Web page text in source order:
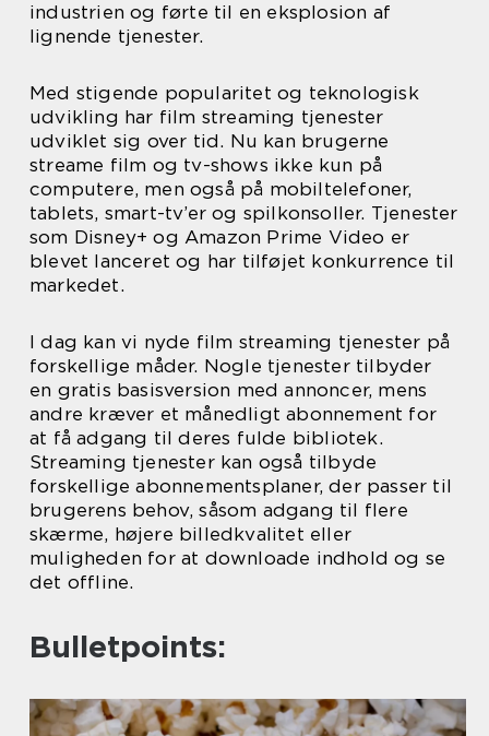
industrien og førte til en eksplosion af
lignende tjenester.
Med stigende popularitet og teknologisk
udvikling har film streaming tjenester
udviklet sig over tid. Nu kan brugerne
streame film og tv-shows ikke kun på
computere, men også på mobiltelefoner,
tablets, smart-tv’er og spilkonsoller. Tjenester
som Disney+ og Amazon Prime Video er
blevet lanceret og har tilføjet konkurrence til
markedet.
I dag kan vi nyde film streaming tjenester på
forskellige måder. Nogle tjenester tilbyder
en gratis basisversion med annoncer, mens
andre kræver et månedligt abonnement for
at få adgang til deres fulde bibliotek.
Streaming tjenester kan også tilbyde
forskellige abonnementsplaner, der passer til
brugerens behov, såsom adgang til flere
skærme, højere billedkvalitet eller
muligheden for at downloade indhold og se
det offline.
Bulletpoints: